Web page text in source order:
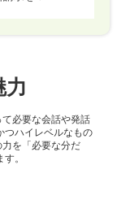
力
必要な会話や発話
つハイレベルなもの
を「必要な分だ
。